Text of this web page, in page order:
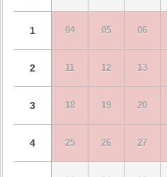
1 04 05 06
2 11 12 13
3 18 19 20
4 25 26 27